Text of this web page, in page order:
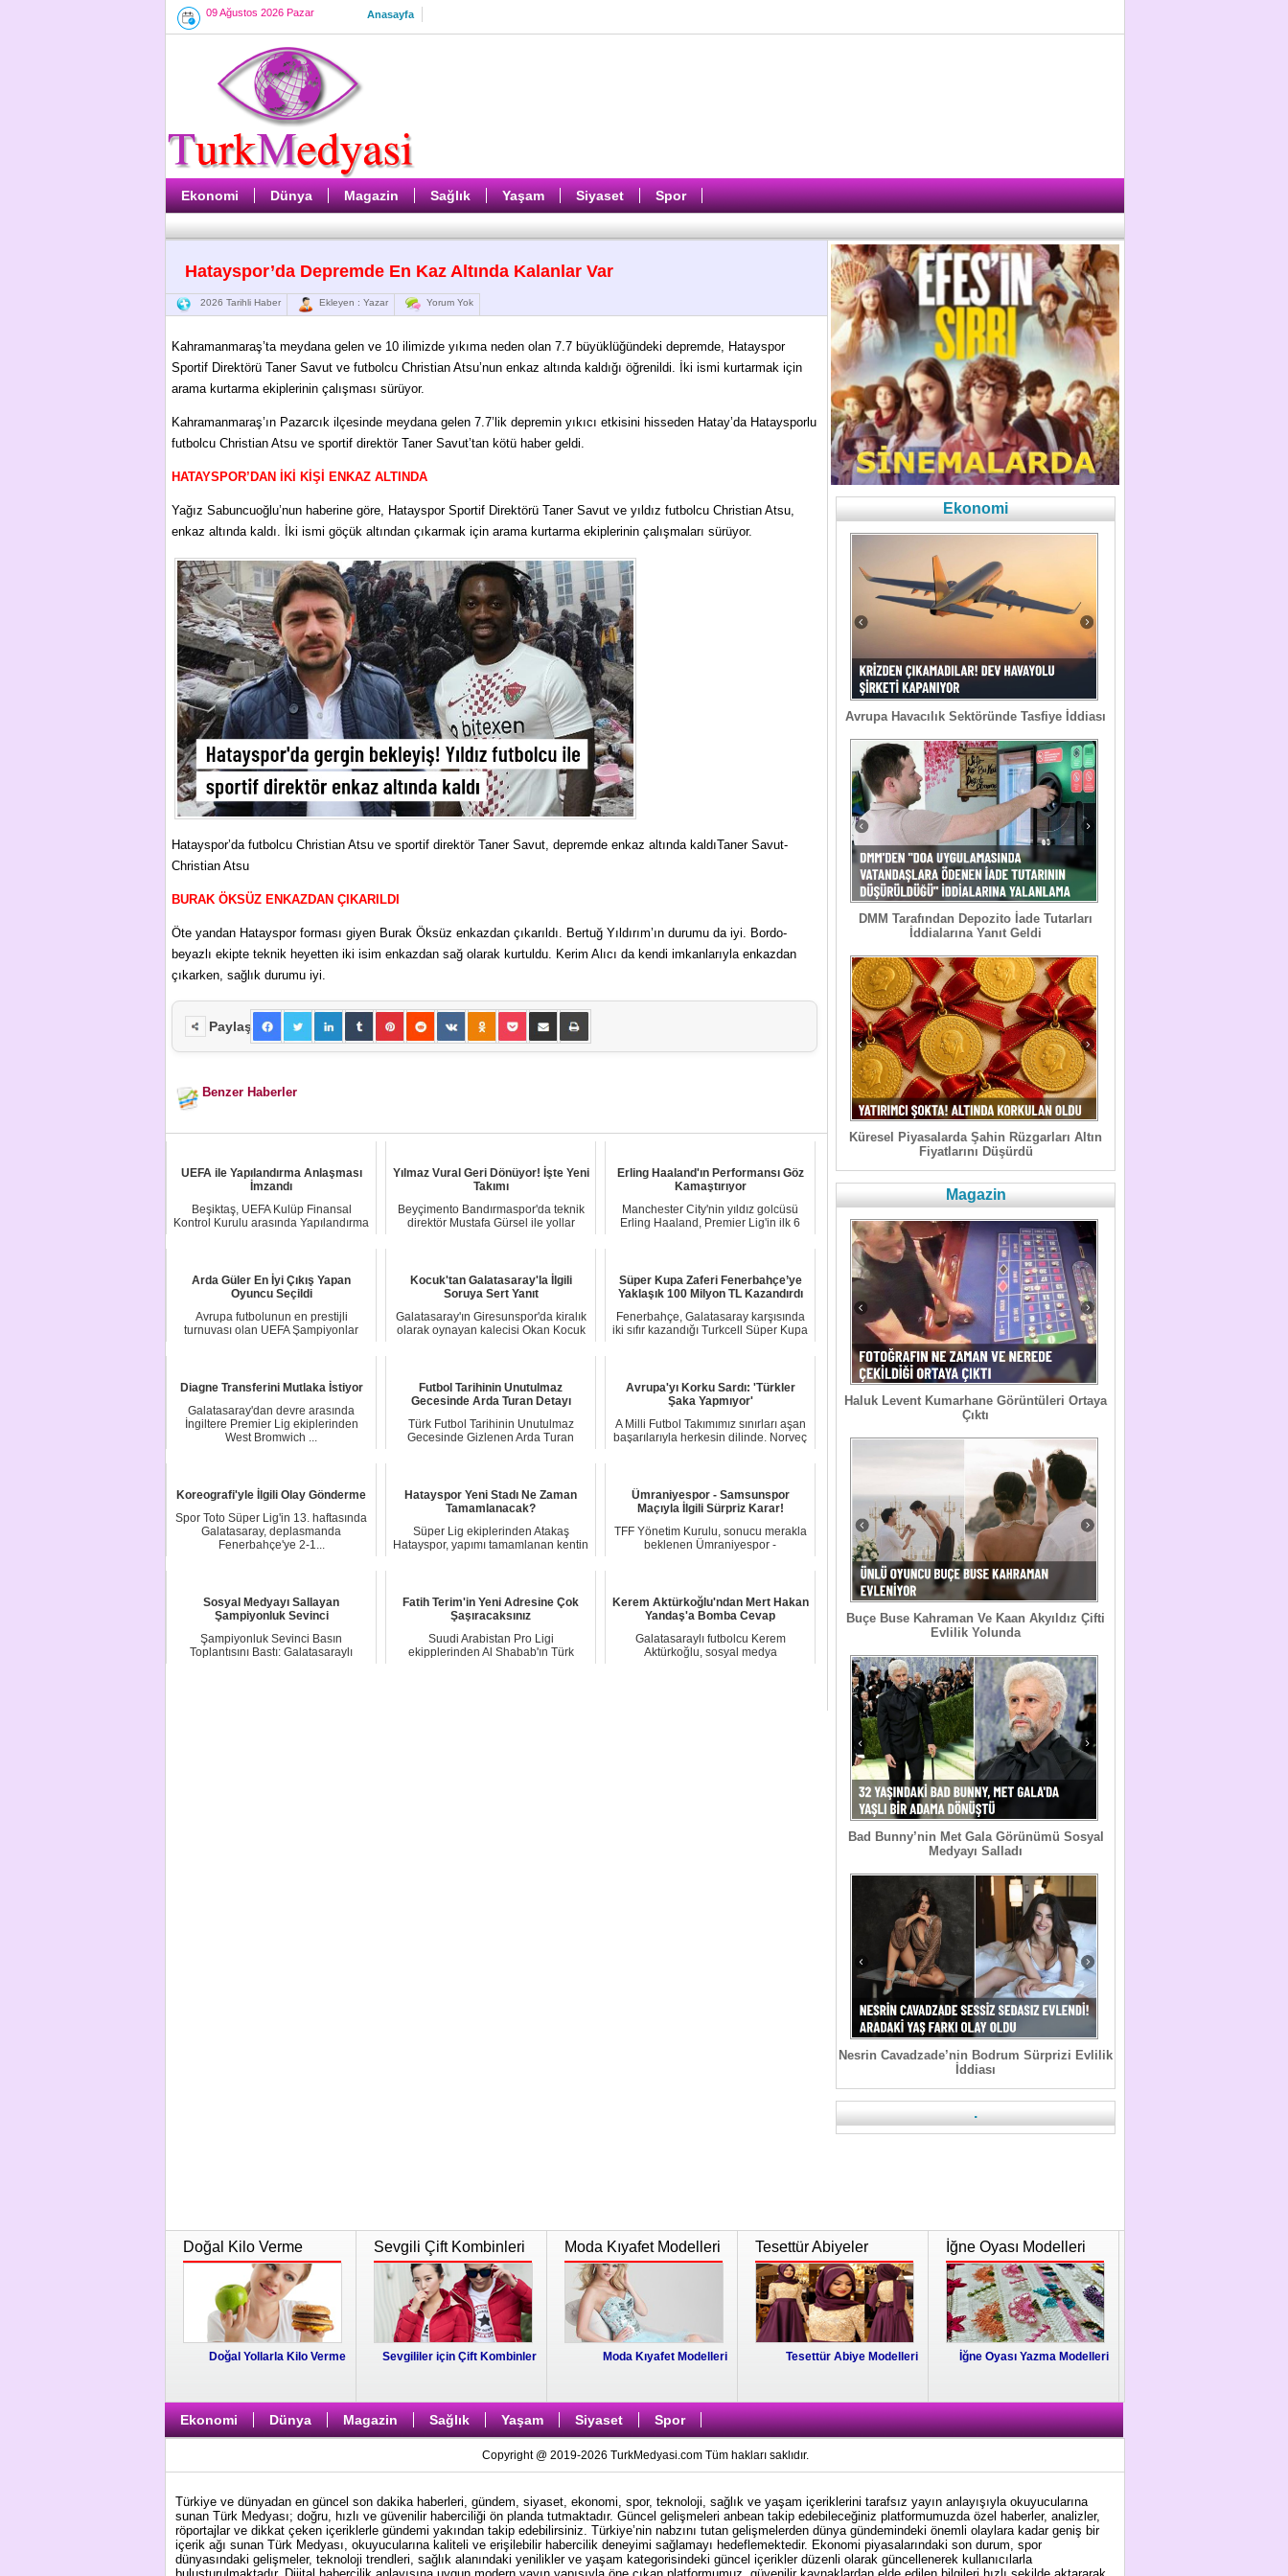
09 Ağustos 2026 Pazar Anasayfa
Ekonomi Dünya Magazin Sağlık Yaşam Siyaset Spor
Hatayspor’da Depremde En Kaz Altında Kalanlar Var
2026 Tarihli Haber Ekleyen : Yazar Yorum Yok
Kahramanmaraş’ta meydana gelen ve 10 ilimizde yıkıma neden olan 7.7 büyüklüğündeki depremde, Hatayspor
Sportif Direktörü Taner Savut ve futbolcu Christian Atsu’nun enkaz altında kaldığı öğrenildi. İki ismi kurtarmak için
arama kurtarma ekiplerinin çalışması sürüyor.
Kahramanmaraş’ın Pazarcık ilçesinde meydana gelen 7.7’lik depremin yıkıcı etkisini hisseden Hatay’da Hataysporlu
futbolcu Christian Atsu ve sportif direktör Taner Savut’tan kötü haber geldi.
HATAYSPOR’DAN İKİ KİŞİ ENKAZ ALTINDA
Yağız Sabuncuoğlu’nun haberine göre, Hatayspor Sportif Direktörü Taner Savut ve yıldız futbolcu Christian Atsu,
enkaz altında kaldı. İki ismi göçük altından çıkarmak için arama kurtarma ekiplerinin çalışmaları sürüyor.
Hatayspor’da futbolcu Christian Atsu ve sportif direktör Taner Savut, depremde enkaz altında kaldıTaner Savut-
Christian Atsu
BURAK ÖKSÜZ ENKAZDAN ÇIKARILDI
Öte yandan Hatayspor forması giyen Burak Öksüz enkazdan çıkarıldı. Bertuğ Yıldırım’ın durumu da iyi. Bordo-
beyazlı ekipte teknik heyetten iki isim enkazdan sağ olarak kurtuldu. Kerim Alıcı da kendi imkanlarıyla enkazdan
çıkarken, sağlık durumu iyi.
Paylaş
Benzer Haberler
UEFA ile Yapılandırma Anlaşması
İmzandı
Beşiktaş, UEFA Kulüp Finansal
Kontrol Kurulu arasında Yapılandırma
Yılmaz Vural Geri Dönüyor! İşte Yeni
Takımı
Beyçimento Bandırmaspor'da teknik
direktör Mustafa Gürsel ile yollar
Erling Haaland'ın Performansı Göz
Kamaştırıyor
Manchester City'nin yıldız golcüsü
Erling Haaland, Premier Lig'in ilk 6
Arda Güler En İyi Çıkış Yapan
Oyuncu Seçildi
Avrupa futbolunun en prestijli
turnuvası olan UEFA Şampiyonlar
Kocuk'tan Galatasaray'la İlgili
Soruya Sert Yanıt
Galatasaray'ın Giresunspor'da kiralık
olarak oynayan kalecisi Okan Kocuk
Süper Kupa Zaferi Fenerbahçe’ye
Yaklaşık 100 Milyon TL Kazandırdı
Fenerbahçe, Galatasaray karşısında
iki sıfır kazandığı Turkcell Süper Kupa
Diagne Transferini Mutlaka İstiyor
Galatasaray'dan devre arasında
İngiltere Premier Lig ekiplerinden
West Bromwich ...
Futbol Tarihinin Unutulmaz
Gecesinde Arda Turan Detayı
Türk Futbol Tarihinin Unutulmaz
Gecesinde Gizlenen Arda Turan
Avrupa'yı Korku Sardı: 'Türkler
Şaka Yapmıyor'
A Milli Futbol Takımımız sınırları aşan
başarılarıyla herkesin dilinde. Norveç
Koreografi'yle İlgili Olay Gönderme
Spor Toto Süper Lig'in 13. haftasında
Galatasaray, deplasmanda
Fenerbahçe'ye 2-1...
Hatayspor Yeni Stadı Ne Zaman
Tamamlanacak?
Süper Lig ekiplerinden Atakaş
Hatayspor, yapımı tamamlanan kentin
Ümraniyespor - Samsunspor
Maçıyla İlgili Sürpriz Karar!
TFF Yönetim Kurulu, sonucu merakla
beklenen Ümraniyespor -
Sosyal Medyayı Sallayan
Şampiyonluk Sevinci
Şampiyonluk Sevinci Basın
Toplantısını Bastı: Galatasaraylı
Fatih Terim'in Yeni Adresine Çok
Şaşıracaksınız
Suudi Arabistan Pro Ligi
ekipplerinden Al Shabab'ın Türk
Kerem Aktürkoğlu'ndan Mert Hakan
Yandaş'a Bomba Cevap
Galatasaraylı futbolcu Kerem
Aktürkoğlu, sosyal medya
Ekonomi
Avrupa Havacılık Sektöründe Tasfiye İddiası
DMM Tarafından Depozito İade Tutarları
İddialarına Yanıt Geldi
Küresel Piyasalarda Şahin Rüzgarları Altın
Fiyatlarını Düşürdü
Magazin
Haluk Levent Kumarhane Görüntüleri Ortaya
Çıktı
Buçe Buse Kahraman Ve Kaan Akyıldız Çifti
Evlilik Yolunda
Bad Bunny’nin Met Gala Görünümü Sosyal
Medyayı Salladı
Nesrin Cavadzade’nin Bodrum Sürprizi Evlilik
İddiası
.
Doğal Kilo Verme
Doğal Yollarla Kilo Verme
Sevgili Çift Kombinleri
Sevgililer için Çift Kombinler
Moda Kıyafet Modelleri
Moda Kıyafet Modelleri
Tesettür Abiyeler
Tesettür Abiye Modelleri
İğne Oyası Modelleri
İğne Oyası Yazma Modelleri
Ekonomi Dünya Magazin Sağlık Yaşam Siyaset Spor
Copyright @ 2019-2026 TurkMedyasi.com Tüm hakları saklıdır.
Türkiye ve dünyadan en güncel son dakika haberleri, gündem, siyaset, ekonomi, spor, teknoloji, sağlık ve yaşam içeriklerini tarafsız yayın anlayışıyla okuyucularına
sunan Türk Medyası; doğru, hızlı ve güvenilir haberciliği ön planda tutmaktadır. Güncel gelişmeleri anbean takip edebileceğiniz platformumuzda özel haberler, analizler,
röportajlar ve dikkat çeken içeriklerle gündemi yakından takip edebilirsiniz. Türkiye’nin nabzını tutan gelişmelerden dünya gündemindeki önemli olaylara kadar geniş bir
içerik ağı sunan Türk Medyası, okuyucularına kaliteli ve erişilebilir habercilik deneyimi sağlamayı hedeflemektedir. Ekonomi piyasalarındaki son durum, spor
dünyasındaki gelişmeler, teknoloji trendleri, sağlık alanındaki yenilikler ve yaşam kategorisindeki güncel içerikler düzenli olarak güncellenerek kullanıcılarla